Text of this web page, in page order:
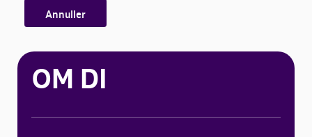
Annuller
OM DI